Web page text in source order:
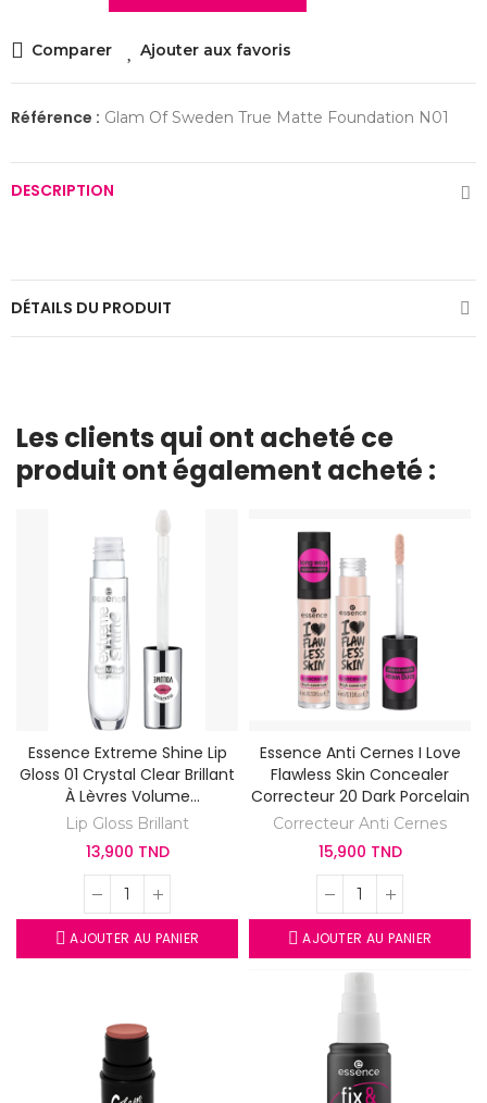
Comparer Ajouter aux favoris
Référence : Glam Of Sweden True Matte Foundation N01
DESCRIPTION
DÉTAILS DU PRODUIT
Les clients qui ont acheté ce
produit ont également acheté :
Essence Extreme Shine Lip
Gloss 01 Crystal Clear Brillant
À Lèvres Volume
Transparent
Lip Gloss Brillant
13,900 TND
AJOUTER AU PANIER
Essence Anti Cernes I Love
Flawless Skin Concealer
Correcteur 20 Dark Porcelain
Correcteur Anti Cernes
15,900 TND
AJOUTER AU PANIER